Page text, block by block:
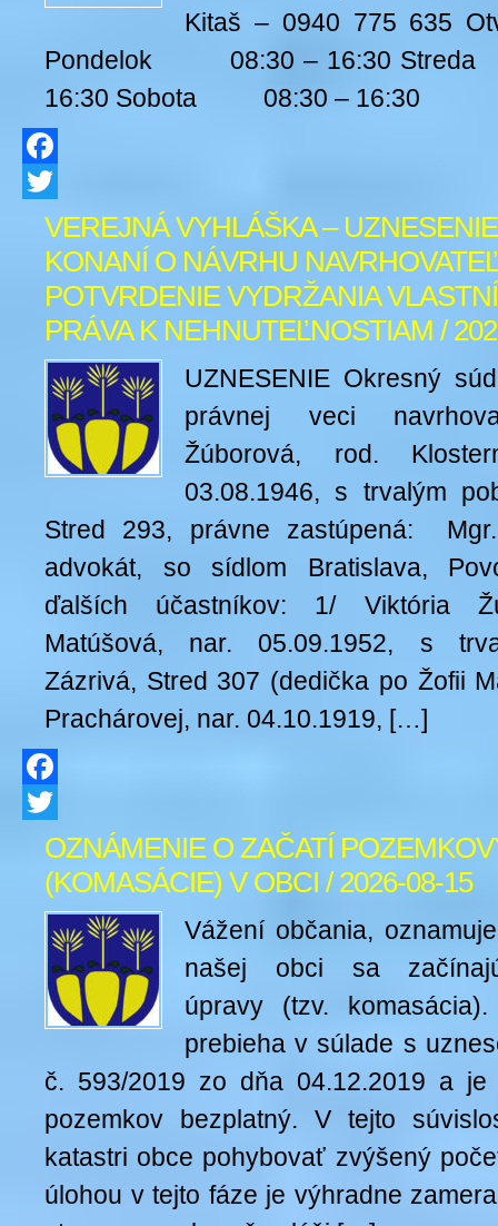
Kitaš – 0940 775 635
Pondelok 08:30 – 16:30
16:30 Sobota 08:30 – 16:30
Facebook
Twitter
VEREJNÁ VYHLÁŠKA –
KONANÍ O NÁVRHU
POTVRDENIE VYDRŽANIA
PRÁVA K NEHNUTEĽNOSTIAM /
UZNESENIE Okresný
právnej veci
Žúborová, rod.
03.08.1946, s trvalým
Stred 293, právne zastúpená:
advokát, so sídlom Bratislava,
ďalších účastníkov: 1/ Viktória
Matúšová, nar. 05.09.1952, s
Zázrivá, Stred 307 (dedička po Žofii
Prachárovej, nar. 04.10.1919, […]
Facebook
Twitter
OZNÁMENIE O ZAČATÍ
(KOMASÁCIE) V OBCI / 2026-08-15
Vážení občania,
našej obci sa
úpravy (tzv.
prebieha v súlade s
č. 593/2019 zo dňa 04.12.2019 a je
pozemkov bezplatný. V tejto
katastri obce pohybovať zvýšený
úlohou v tejto fáze je výhradne